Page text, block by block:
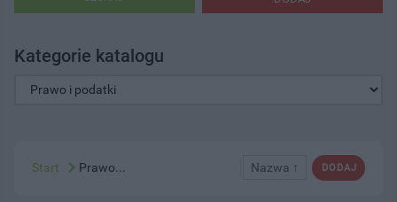
Kategorie katalogu
DODAJ
Nazwa ↑
Start Prawo...